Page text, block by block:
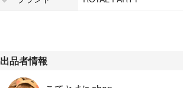
出品者情報